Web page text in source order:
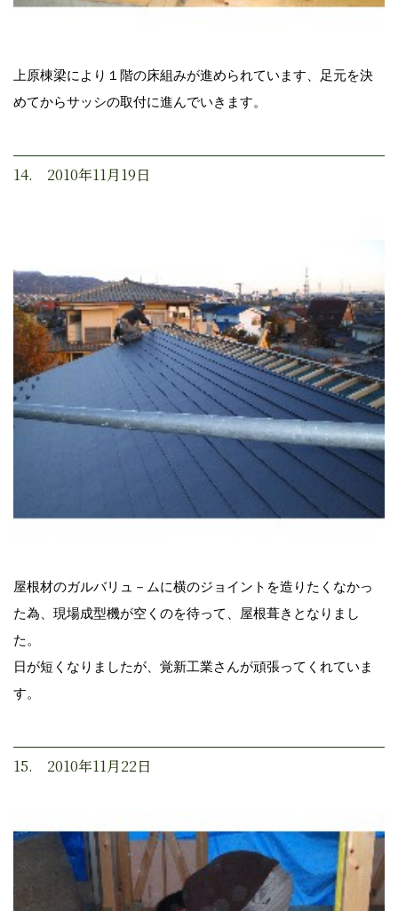
上原棟梁により１階の床組みが進められています、足元を決
めてからサッシの取付に進んでいきます。
14. 2010年11月19日
屋根材のガルバリュ－ムに横のジョイントを造りたくなかっ
た為、現場成型機が空くのを待って、屋根葺きとなりまし
た。
日が短くなりましたが、覚新工業さんが頑張ってくれていま
す。
15. 2010年11月22日